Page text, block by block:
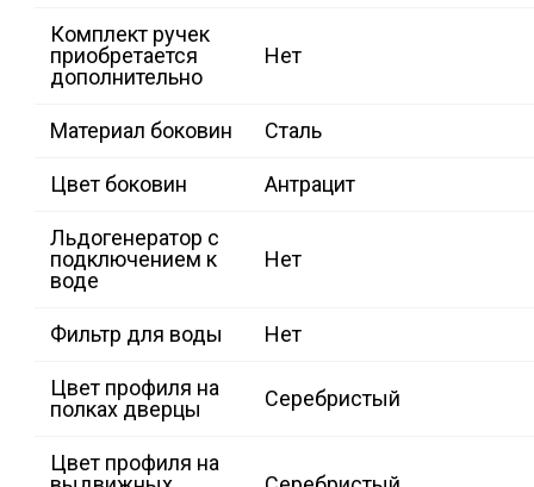
Комплект ручек
приобретается
дополнительно
Нет
Материал боковин Сталь
Цвет боковин Антрацит
Льдогенератор с
подключением к
воде
Нет
Фильтр для воды Нет
Цвет профиля на
полках дверцы
Серебристый
Цвет профиля на